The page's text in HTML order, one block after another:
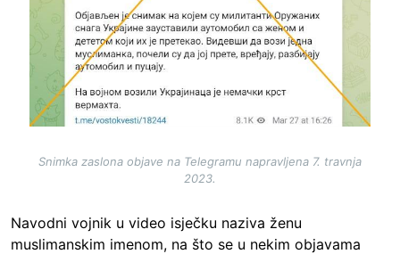
Snimka zaslona objave na Telegramu napravljena 7. travnja
2023.
Navodni vojnik u video isječku naziva ženu
muslimanskim imenom, na što se u nekim objavama